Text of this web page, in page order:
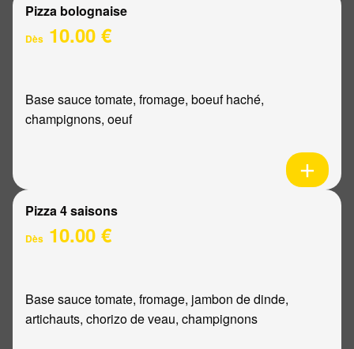
Pizza bolognaise
Dès 10.00 €
Base sauce tomate, fromage, boeuf haché,
champignons, oeuf
Pizza 4 saisons
Dès 10.00 €
Base sauce tomate, fromage, jambon de dinde,
artichauts, chorizo de veau, champignons